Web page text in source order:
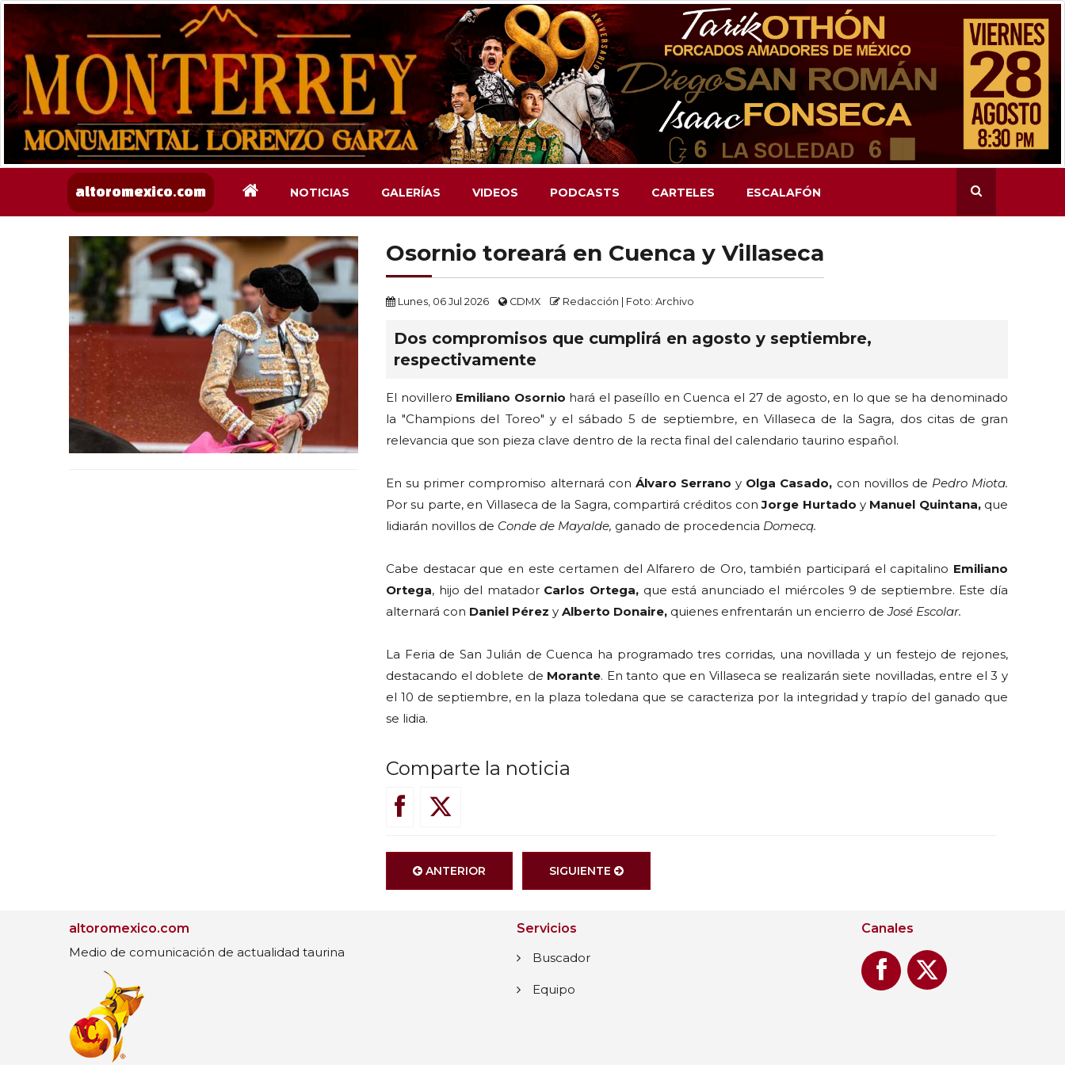
altoromexico.com NOTICIAS GALERÍAS VIDEOS PODCASTS CARTELES ESCALAFÓN
Osornio toreará en Cuenca y Villaseca
Lunes, 06 Jul 2026 CDMX Redacción | Foto: Archivo
Dos compromisos que cumplirá en agosto y septiembre,
respectivamente
El novillero Emiliano Osornio hará el paseíllo en Cuenca el 27 de agosto, en lo que se ha denominado
la "Champions del Toreo" y el sábado 5 de septiembre, en Villaseca de la Sagra, dos citas de gran
relevancia que son pieza clave dentro de la recta final del calendario taurino español.
En su primer compromiso alternará con Álvaro Serranoy Olga Casado, con novillos de Pedro Miota.
Por su parte, en Villaseca de la Sagra, compartirá créditos conJorge Hurtado y Manuel Quintana, que
lidiarán novillos de Conde de Mayalde, ganado de procedencia Domecq.
Cabe destacar que en este certamen del Alfarero de Oro, también participará el capitalino Emiliano
Ortega, hijo del matadorCarlos Ortega, que está anunciado el miércoles 9 de septiembre. Este día
alternará con Daniel Pérez y Alberto Donaire, quienes enfrentarán un encierro deJosé Escolar.
La Feria de San Julián de Cuenca ha programado tres corridas, una novillada y un festejo de rejones,
destacando el doblete de Morante. En tanto que en Villaseca se realizarán siete novilladas, entre el 3 y
el 10 de septiembre, en la plaza toledana que se caracteriza por la integridad y trapío del ganado que
se lidia.
Comparte la noticia
ANTERIOR SIGUIENTE
altoromexico.com
Medio de comunicación de actualidad taurina
Servicios
Buscador
Equipo
Canales